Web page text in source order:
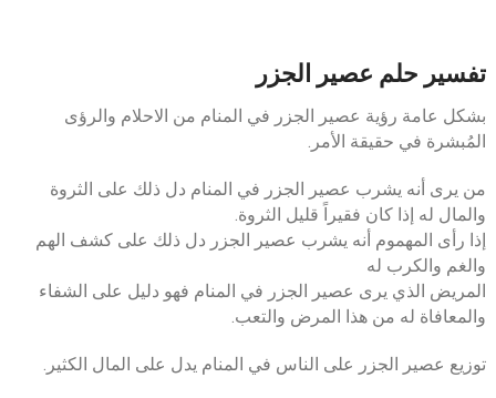
تفسير حلم عصير الجزر
بشكل عامة رؤية عصير الجزر في المنام من الاحلام والرؤى
المُبشرة في حقيقة الأمر.
من يرى أنه يشرب عصير الجزر في المنام دل ذلك على الثروة
والمال له إذا كان فقيراً قليل الثروة.
إذا رأى المهموم أنه يشرب عصير الجزر دل ذلك على كشف الهم
والغم والكرب له
المريض الذي يرى عصير الجزر في المنام فهو دليل على الشفاء
والمعافاة له من هذا المرض والتعب.
توزيع عصير الجزر على الناس في المنام يدل على المال الكثير.